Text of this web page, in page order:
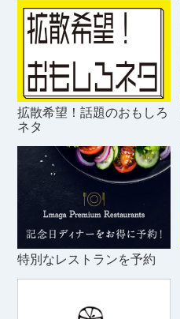
拡散希望！話題のおもしろ
ネタ
特別なレストランを予約